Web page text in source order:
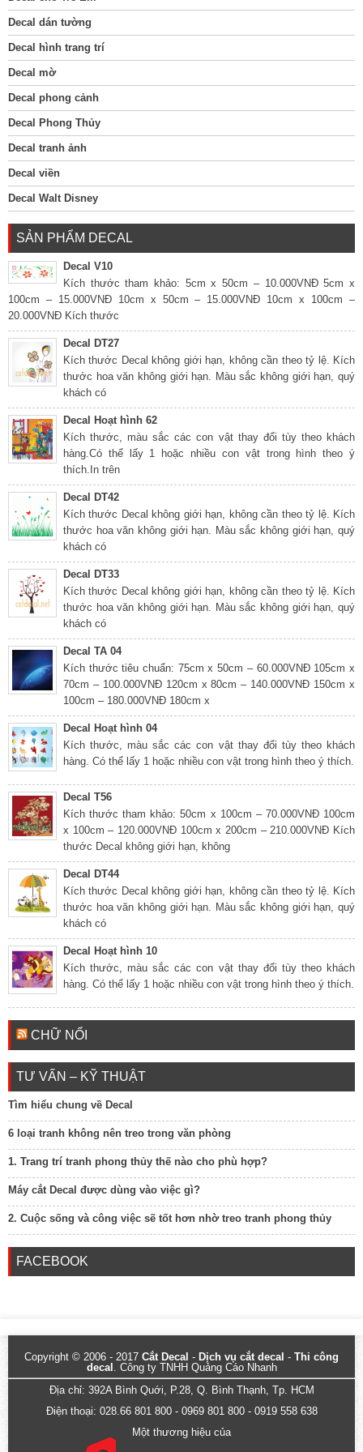
Decal dán tường
Decal hình trang trí
Decal mờ
Decal phong cảnh
Decal Phong Thủy
Decal tranh ảnh
Decal viền
Decal Walt Disney
SẢN PHẨM DECAL
Decal V10
Kích thước tham khảo: 5cm x 50cm – 10.000VNĐ 5cm x
100cm – 15.000VNĐ 10cm x 50cm – 15.000VNĐ 10cm x 100cm –
20.000VNĐ Kích thước
Decal DT27
Kích thước Decal không giới hạn, không cần theo tỷ lệ. Kích
thước hoa văn không giới hạn. Màu sắc không giới hạn, quý
khách có
Decal Hoạt hình 62
Kích thước, màu sắc các con vật thay đổi tùy theo khách
hàng.Có thể lấy 1 hoặc nhiều con vật trong hình theo ý
thích.In trên
Decal DT42
Kích thước Decal không giới hạn, không cần theo tỷ lệ. Kích
thước hoa văn không giới hạn. Màu sắc không giới hạn, quý
khách có
Decal DT33
Kích thước Decal không giới hạn, không cần theo tỷ lệ. Kích
thước hoa văn không giới hạn. Màu sắc không giới hạn, quý
khách có
Decal TA 04
Kích thước tiêu chuẩn: 75cm x 50cm – 60.000VNĐ 105cm x
70cm – 100.000VNĐ 120cm x 80cm – 140.000VNĐ 150cm x
100cm – 180.000VNĐ 180cm x
Decal Hoạt hình 04
Kích thước, màu sắc các con vật thay đổi tùy theo khách
hàng. Có thể lấy 1 hoặc nhiều con vật trong hình theo ý thích.
Decal T56
Kích thước tham khảo: 50cm x 100cm – 70.000VNĐ 100cm
x 100cm – 120.000VNĐ 100cm x 200cm – 210.000VNĐ Kích
thước Decal không giới hạn, không
Decal DT44
Kích thước Decal không giới hạn, không cần theo tỷ lệ. Kích
thước hoa văn không giới hạn. Màu sắc không giới hạn, quý
khách có
Decal Hoạt hình 10
Kích thước, màu sắc các con vật thay đổi tùy theo khách
hàng. Có thể lấy 1 hoặc nhiều con vật trong hình theo ý thích.
CHỮ NỔI
TƯ VẤN – KỸ THUẬT
Tìm hiểu chung về Decal
6 loại tranh không nên treo trong văn phòng
1. Trang trí tranh phong thủy thế nào cho phù hợp?
Máy cắt Decal được dùng vào việc gì?
2. Cuộc sống và công việc sẽ tốt hơn nhờ treo tranh phong thủy
FACEBOOK
Copyright © 2006 - 2017 Cắt Decal - Dịch vụ cắt decal - Thi công
decal . Công ty TNHH Quảng Cáo Nhanh
Địa chỉ: 392A Bình Quới, P.28, Q. Bình Thạnh, Tp. HCM
Điện thoại: 028.66 801 800 - 0969 801 800 - 0919 558 638
Một thương hiệu của